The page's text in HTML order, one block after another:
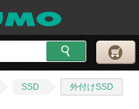
SSD 外付けSSD